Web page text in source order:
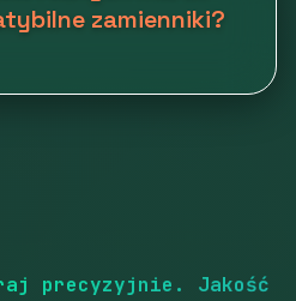
zamienniki?
precyzyjnie. Jakość